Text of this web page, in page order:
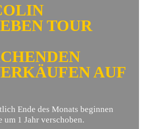
TOUR
AUF
Ende des Monats beginnen
um 1 Jahr verschoben.